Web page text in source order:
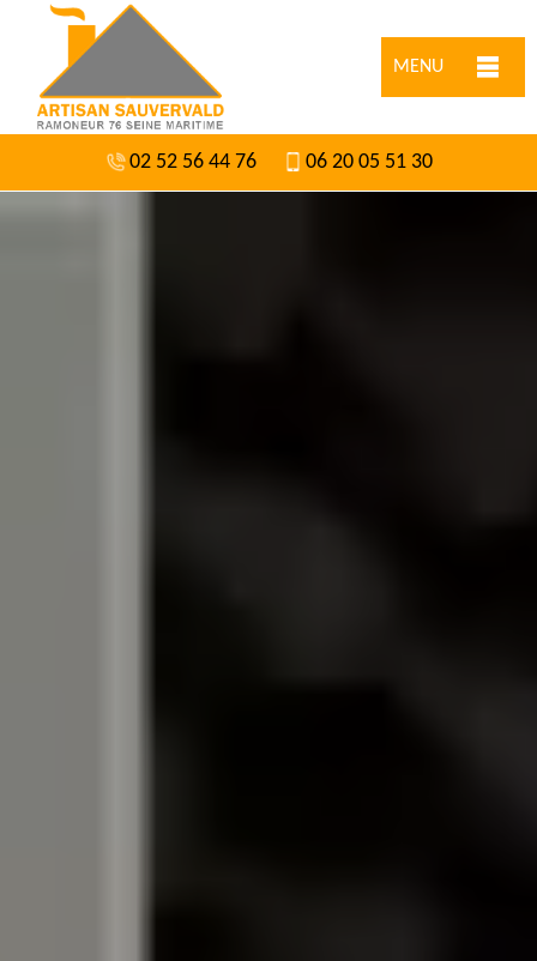
MENU
02 52 56 44 76 06 20 05 51 30